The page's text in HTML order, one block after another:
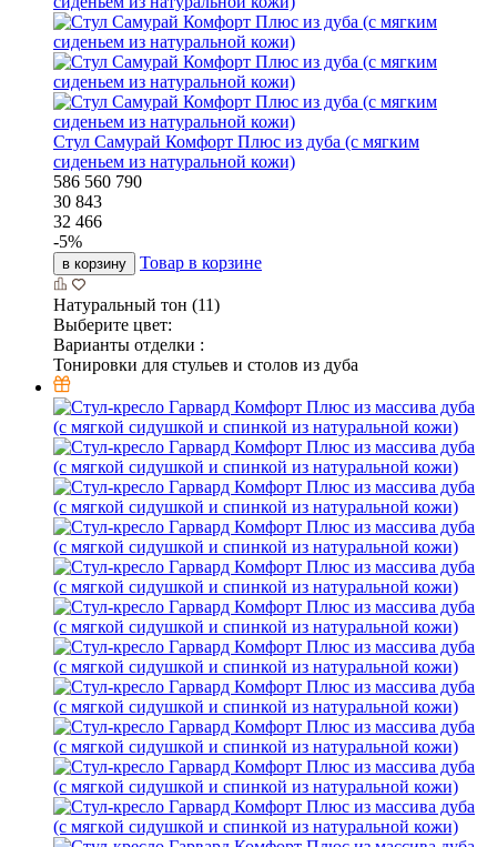
Стул Самурай Комфорт Плюс из дуба (с мягким
сиденьем из натуральной кожи)
586 560 790
30 843
32 466
-5%
в корзину Товар в корзине
Натуральный тон (11)
Выберите цвет:
Варианты отделки :
Тонировки для стульев и столов из дуба